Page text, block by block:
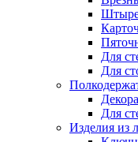
Для
Для
Для
Изделия из